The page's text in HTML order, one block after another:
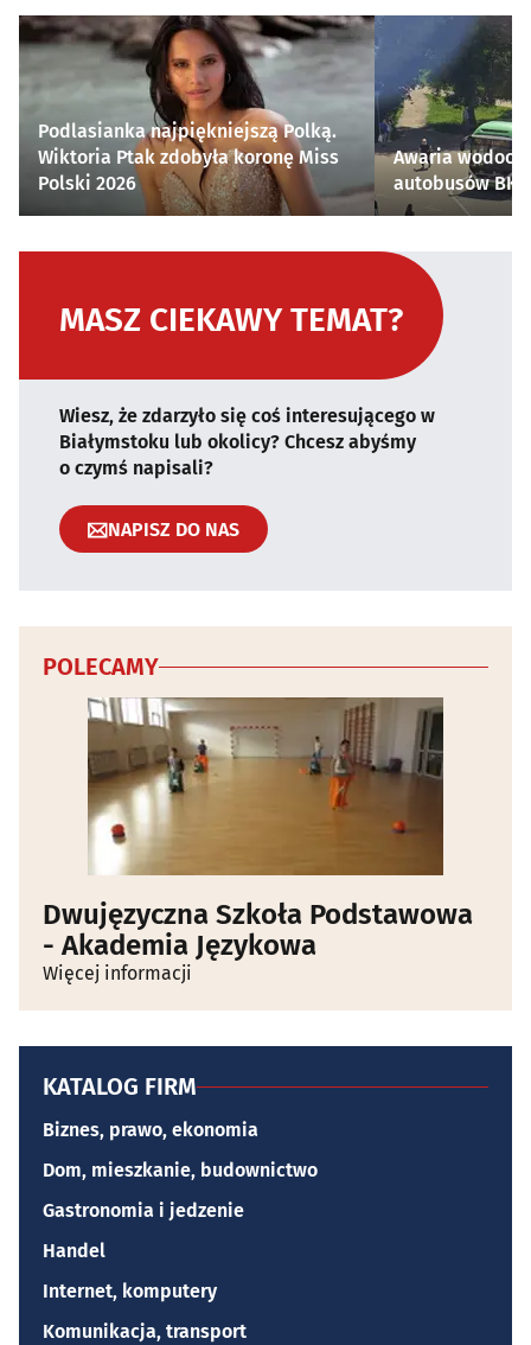
Podlasianka najpiękniejszą Polką.
Wiktoria Ptak zdobyła koronę Miss
Polski 2026
Awaria
autobusów
MASZ CIEKAWY TEMAT?
Wiesz, że zdarzyło się coś interesującego w
Białymstoku lub okolicy? Chcesz abyśmy
o czymś napisali?
NAPISZ DO NAS
POLECAMY
Dwujęzyczna Szkoła Podstawowa
- Akademia Językowa
Więcej informacji
KATALOG FIRM
Biznes, prawo, ekonomia
Dom, mieszkanie, budownictwo
Gastronomia i jedzenie
Handel
Internet, komputery
Komunikacja, transport